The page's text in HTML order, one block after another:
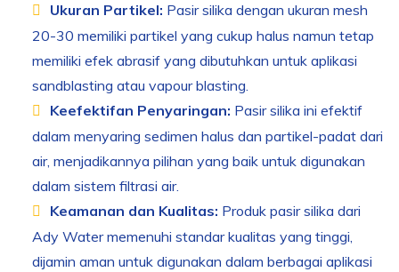
Ukuran Partikel: Pasir silika dengan ukuran mesh
20-30 memiliki partikel yang cukup halus namun tetap
memiliki efek abrasif yang dibutuhkan untuk aplikasi
sandblasting atau vapour blasting.
Keefektifan Penyaringan: Pasir silika ini efektif
dalam menyaring sedimen halus dan partikel-padat dari
air, menjadikannya pilihan yang baik untuk digunakan
dalam sistem filtrasi air.
Keamanan dan Kualitas: Produk pasir silika dari
Ady Water memenuhi standar kualitas yang tinggi,
dijamin aman untuk digunakan dalam berbagai aplikasi